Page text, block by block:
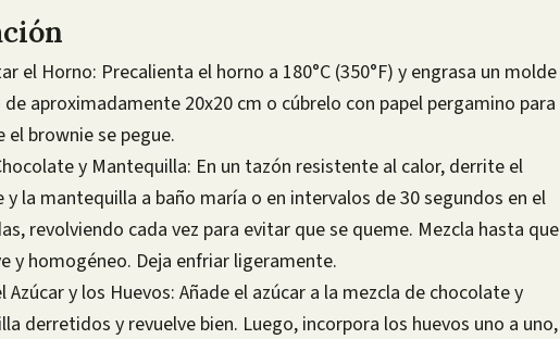
el Horno: Precalienta el horno a 180°C (350°F) y engrasa un molde
aproximadamente 20x20 cm o cúbrelo con papel pergamino para
el brownie se pegue.
y Mantequilla: En un tazón resistente al calor, derrite el
y la mantequilla a baño maría o en intervalos de 30 segundos en el
revolviendo cada vez para evitar que se queme. Mezcla hasta que
y homogéneo. Deja enfriar ligeramente.
Azúcar y los Huevos: Añade el azúcar a la mezcla de chocolate y
derretidos y revuelve bien. Luego, incorpora los huevos uno a uno,